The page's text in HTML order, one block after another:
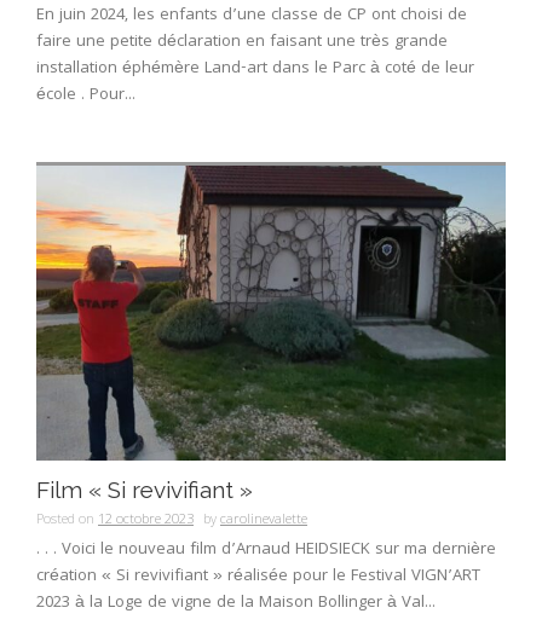
En juin 2024, les enfants d’une classe de CP ont choisi de
faire une petite déclaration en faisant une très grande
installation éphémère Land-art dans le Parc à coté de leur
école . Pour...
Film « Si revivifiant »
Posted on 12 octobre 2023 bycarolinevalette
. . . Voici le nouveau film d’Arnaud HEIDSIECK sur ma dernière
création « Si revivifiant » réalisée pour le Festival VIGN’ART
2023 à la Loge de vigne de la Maison Bollinger à Val...